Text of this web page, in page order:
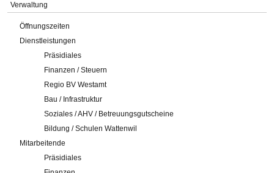
Verwaltung
Öffnungszeiten
Dienstleistungen
Präsidiales
Finanzen / Steuern
Regio BV Westamt
Bau / Infrastruktur
Soziales / AHV / Betreuungsgutscheine
Bildung / Schulen Wattenwil
Mitarbeitende
Präsidiales